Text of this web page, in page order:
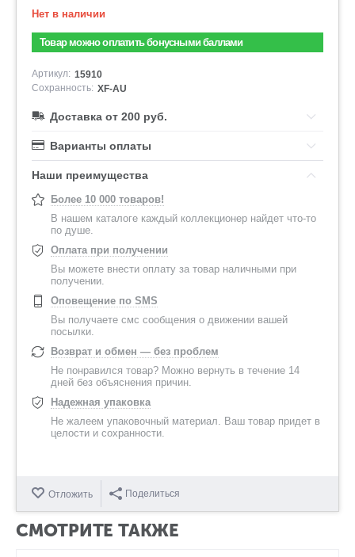
Нет в наличии
Товар можно оплатить бонусными баллами
Артикул: 15910
Сохранность: XF-AU
Доставка от 200 руб.
Варианты оплаты
Наши преимущества
Более 10 000 товаров!
В нашем каталоге каждый коллекционер найдет что-то
по душе.
Оплата при получении
Вы можете внести оплату за товар наличными при
получении.
Оповещение по SMS
Вы получаете смс сообщения о движении вашей
посылки.
Возврат и обмен — без проблем
Не понравился товар? Можно вернуть в течение 14
дней без объяснения причин.
Надежная упаковка
Не жалеем упаковочный материал. Ваш товар придет в
целости и сохранности.
Отложить Поделиться
СМОТРИТЕ ТАКЖЕ